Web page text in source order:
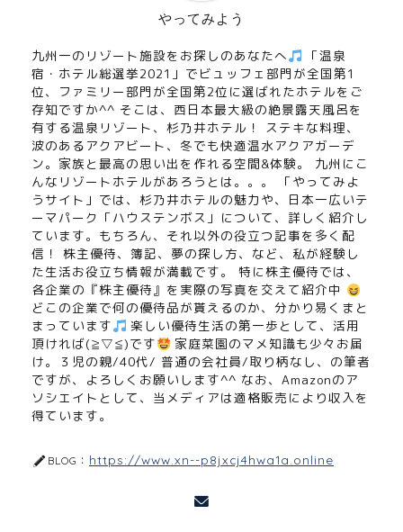
やってみよう
九州一のリゾート施設をお探しのあなたへ
「温泉
宿・ホテル総選挙2021」でビュッフェ部門が全国第1
位、ファミリー部門が全国第2位に選ばれたホテルをご
存知ですか^^ そこは、西日本最大級の絶景露天風呂を
有する温泉リゾート、杉乃井ホテル！ ステキな料理、
波のあるアクアビート、冬でも快適温水アクアガーデ
ン。家族と最高の思い出を作れる空間&体験。 九州にこ
んなリゾートホテルがあろうとは。。。 「やってみよ
うサイト」では、杉乃井ホテルの魅力や、日本一広いテ
ーマパーク「ハウステンボス」について、詳しく紹介し
ています。もちろん、それ以外の役立つ記事を多く配
信！ 株主優待、簿記、夢の探し方、など、私が経験し
た生活お役立ち情報が満載です。 特に株主優待では、
各企業の『株主優待』を実際の写真を交えて紹介中
どこの企業で何の優待品が貰えるのか、分かり易くまと
まっています
楽しい優待生活の第一歩として、活用
頂ければ(≧▽≦)です
家庭菜園のマメ知識も少々お届
け。３児の親/40代/ 普通の会社員/取り柄なし、の筆者
ですが、よろしくお願いします^^ なお、Amazonのア
ソシエイトとして、当メディアは適格販売により収入を
得ています。
BLOG： https://www.xn--p8jxcj4hwa1a.online